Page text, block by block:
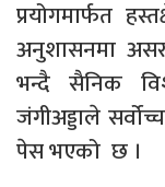
प्रयोगमार्फत
अनुशासनमा असर
भन्दै सैनिक
जंगीअड्डाले
पेस भएको छ ।